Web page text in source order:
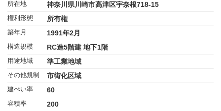
所在地 神奈川県川崎市高津区宇奈根718-15
権利形態 所有権
築年月 1991年2月
構造規模 RC造5階建 地下1階
用途地域 準工業地域
その他規制 市街化区域
建ぺい率 60
容積率 200